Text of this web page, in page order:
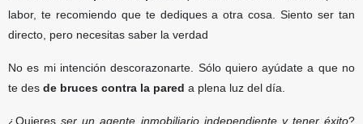
labor, te recomiendo que te dediques a otra cosa. Siento ser tan
directo, pero necesitas saber la verdad
No es mi intención descorazonarte. Sólo quiero ayúdate a que no
te des de bruces contra la pared a plena luz del día.
¿Quieresser un agente inmobiliario independiente y tener éxito?